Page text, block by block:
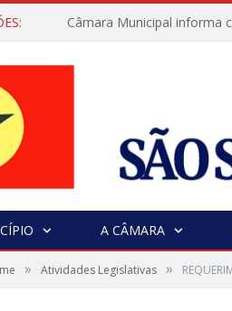
Câmara Municipal informa
A CÂMARA
» Atividades Legislativas »